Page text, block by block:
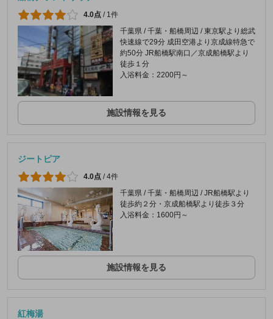
4.0点 / 1件
千葉県 / 千葉・船橋周辺 / 東京駅より総武
快速線で29分 成田空港より京成線特急で
約50分 JR船橋駅南口／京成船橋駅より
徒歩１分
入浴料金：2200円～
施設情報を見る
ジートピア
4.0点 /4件
千葉県 / 千葉・船橋周辺 / JR船橋駅より
徒歩約２分・京成船橋駅より徒歩３分
入浴料金：1600円～
施設情報を見る
紅梅湯